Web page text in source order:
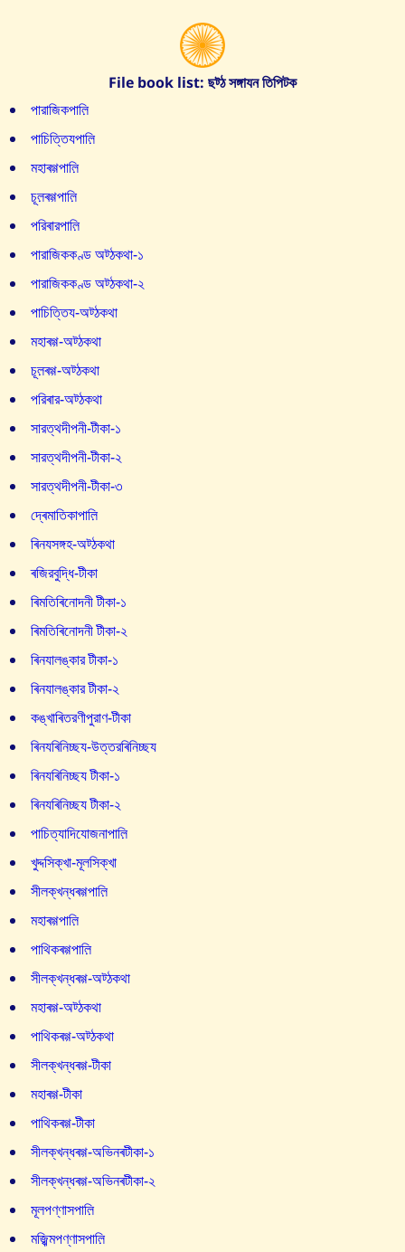
File book list: ছট্ঠ সঙ্গাযন তিপিটক
পারাজিকপাল়ি
পাচিত্তিযপাল়ি
মহাৰগ্গপাল়ি
চূল়ৰগ্গপাল়ি
পরিৰারপাল়ি
পারাজিককণ্ড অট্ঠকথা-১
পারাজিককণ্ড অট্ঠকথা-২
পাচিত্তিয-অট্ঠকথা
মহাৰগ্গ-অট্ঠকথা
চূল়ৰগ্গ-অট্ঠকথা
পরিৰার-অট্ঠকথা
সারত্থদীপনী-টীকা-১
সারত্থদীপনী-টীকা-২
সারত্থদীপনী-টীকা-৩
দ্ৰেমাতিকাপাল়ি
ৰিনযসঙ্গহ-অট্ঠকথা
ৰজিরবুদ্ধি-টীকা
ৰিমতিৰিনোদনী টীকা-১
ৰিমতিৰিনোদনী টীকা-২
ৰিনযালঙ্কার টীকা-১
ৰিনযালঙ্কার টীকা-২
কঙ্খাৰিতরণীপুরাণ-টীকা
ৰিনযৰিনিচ্ছয-উত্তরৰিনিচ্ছয
ৰিনযৰিনিচ্ছয টীকা-১
ৰিনযৰিনিচ্ছয টীকা-২
পাচিত্যাদিযোজনাপাল়ি
খুদ্দসিক্খা-মূলসিক্খা
সীলক্খন্ধৰগ্গপাল়ি
মহাৰগ্গপাল়ি
পাথিকৰগ্গপাল়ি
সীলক্খন্ধৰগ্গ-অট্ঠকথা
মহাৰগ্গ-অট্ঠকথা
পাথিকৰগ্গ-অট্ঠকথা
সীলক্খন্ধৰগ্গ-টীকা
মহাৰগ্গ-টীকা
পাথিকৰগ্গ-টীকা
সীলক্খন্ধৰগ্গ-অভিনৰটীকা-১
সীলক্খন্ধৰগ্গ-অভিনৰটীকা-২
মূলপণ্ণাসপাল়ি
মজ্ঝিমপণ্ণাসপাল়ি